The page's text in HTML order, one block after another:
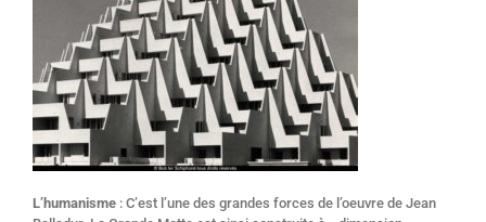
L’humanisme : C’est l’une des grandes forces de l’oeuvre de Jean